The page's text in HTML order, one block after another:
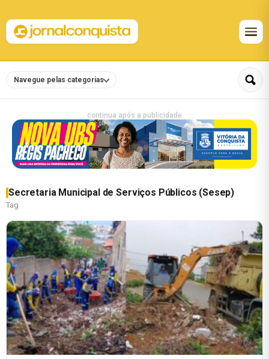
Navegue pelas categorias
continua após a publicidade
Secretaria Municipal de Serviços Públicos (Sesep)
Tag